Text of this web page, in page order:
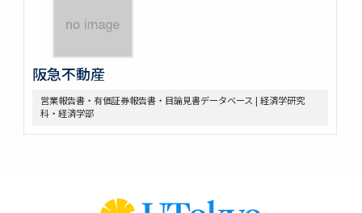
阪急不動産
営業報告書・有価証券報告書・目論見書データベース | 経済学研究
科・経済学部